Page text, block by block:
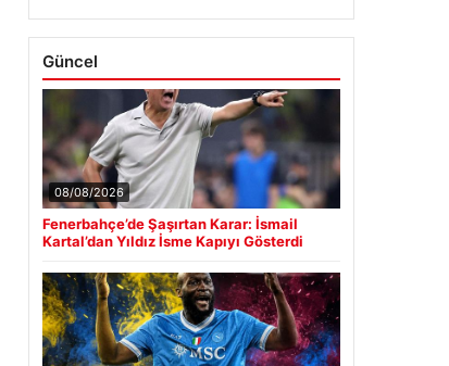
Güncel
08/08/2026
Fenerbahçe’de Şaşırtan Karar: İsmail
Kartal’dan Yıldız İsme Kapıyı Gösterdi